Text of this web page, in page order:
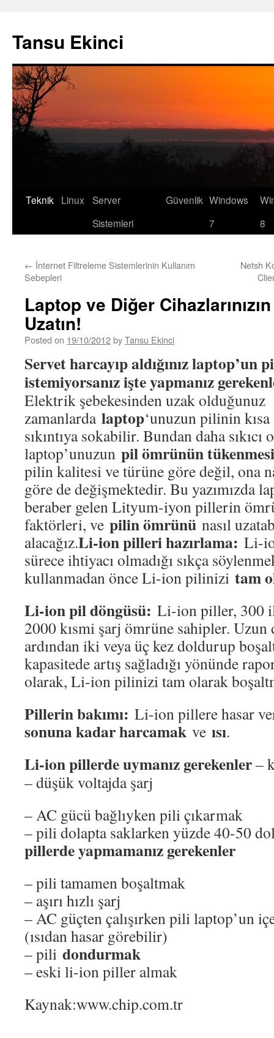
Tansu Ekinci
Skip
Teknik Linux
Server
Sistemleri
Güvenlik Windows
7
8
← İnternet Filtreleme Sistemlerinin Kullanım
Sebepleri
Netsh
Laptop ve Diğer
Uzatın!
Posted on 19/10/2012byTansu Ekinci
Servet harcayıp aldığınız laptop’un
istemiyorsanız işte yapmanız
Elektrik şebekesinden uzak olduğunuz
zamanlarda laptop‘unuzun pilinin
sıkıntıya sokabilir. Bundan daha
laptop’unuzun pil ömrünün
pilin kalitesi ve türüne göre değil, ona
göre de değişmektedir. Bu yazımızda
beraber gelen Lityum-iyon pillerin
faktörleri, ve pilin ömrününasıl
alacağız.Li-ion pilleri hazırlama: Li-
sürece ihtiyacı olmadığı sıkça
kullanmadan önce Li-ion pilinizi tam
Li-ion pil döngüsü: Li-ion piller, 300
2000 kısmi şarj ömrüne sahipler.
ardından iki veya üç kez doldurup
kapasitede artış sağladığı yönünde
olarak, Li-ion pilinizi tam olarak
Pillerin bakımı: Li-ion pillere hasar
sonuna kadar harcamak ve ısı.
Li-ion pillerde uymanız gerekenler–
– düşük voltajda şarj
– AC gücü bağlıyken pili çıkarmak
– pili dolapta saklarken yüzde 40-50
pillerde yapmamanız gerekenler
– pili tamamen boşaltmak
– aşırı hızlı şarj
– AC güçten çalışırken pili laptop’un
(ısıdan hasar görebilir)
– pili dondurmak
– eski li-ion piller almak
Kaynak:www.chip.com.tr